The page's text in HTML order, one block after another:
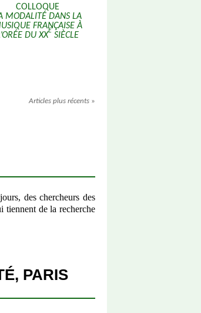
COLLOQUE
MODALITÉ DANS LA
FRANÇAISE À
DU XXE SIÈCLE
Articles plus récents »
des chercheurs des
tiennent de la recherche
PARIS